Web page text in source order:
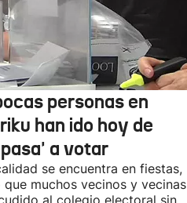
personas en
han ido hoy de
a votar
se encuentra en fiestas,
que muchos vecinos y vecinas
al colegio electoral sin